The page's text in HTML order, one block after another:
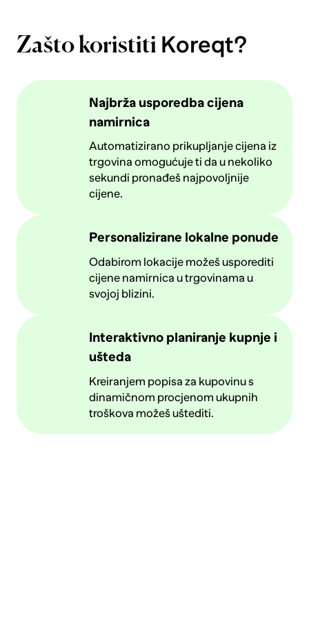
Zašto koristiti Koreqt?
Najbrža usporedba cijena
namirnica
Automatizirano prikupljanje cijena iz
trgovina omogućuje ti da u nekoliko
sekundi pronađeš najpovoljnije
cijene.
Personalizirane lokalne ponude
Odabirom lokacije možeš usporediti
cijene namirnica u trgovinama u
svojoj blizini.
Interaktivno planiranje kupnje i
ušteda
Kreiranjem popisa za kupovinu s
dinamičnom procjenom ukupnih
troškova možeš uštediti.